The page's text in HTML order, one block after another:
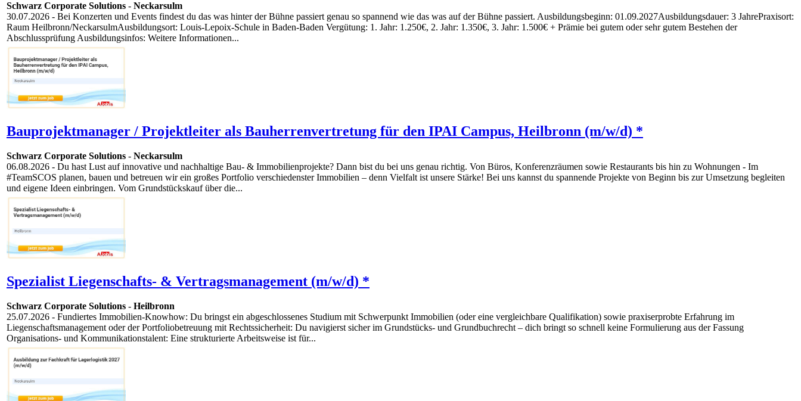
Schwarz Corporate Solutions - Neckarsulm
30.07.2026 - Bei Konzerten und Events findest du das was hinter der Bühne passiert genau so spannend wie das was auf der Bühne passiert. Ausbildungsbeginn: 01.09.2027Ausbildungsdauer: 3 JahrePraxisort:
Raum Heilbronn/NeckarsulmAusbildungsort: Louis-Lepoix-Schule in Baden-Baden Vergütung: 1. Jahr: 1.250€, 2. Jahr: 1.350€, 3. Jahr: 1.500€ + Prämie bei gutem oder sehr gutem Bestehen der
Abschlussprüfung Ausbildungsinfos: Weitere Informationen...
Bauprojektmanager / Projektleiter als Bauherrenvertretung für den IPAI Campus, Heilbronn (m/w/d) *
Schwarz Corporate Solutions - Neckarsulm
06.08.2026 - Du hast Lust auf innovative und nachhaltige Bau- & Immobilienprojekte? Dann bist du bei uns genau richtig. Von Büros, Konferenzräumen sowie Restaurants bis hin zu Wohnungen - Im
#TeamSCOS planen, bauen und betreuen wir ein großes Portfolio verschiedenster Immobilien – denn Vielfalt ist unsere Stärke! Bei uns kannst du spannende Projekte von Beginn bis zur Umsetzung begleiten
und eigene Ideen einbringen. Vom Grundstückskauf über die...
Spezialist Liegenschafts- & Vertragsmanagement (m/w/d) *
Schwarz Corporate Solutions - Heilbronn
25.07.2026 - Fundiertes Immobilien-Knowhow: Du bringst ein abgeschlossenes Studium mit Schwerpunkt Immobilien (oder eine vergleichbare Qualifikation) sowie praxiserprobte Erfahrung im
Liegenschaftsmanagement oder der Portfoliobetreuung mit Rechtssicherheit: Du navigierst sicher im Grundstücks- und Grundbuchrecht – dich bringt so schnell keine Formulierung aus der Fassung
Organisations- und Kommunikationstalent: Eine strukturierte Arbeitsweise ist für...